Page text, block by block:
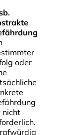
oder
nicht